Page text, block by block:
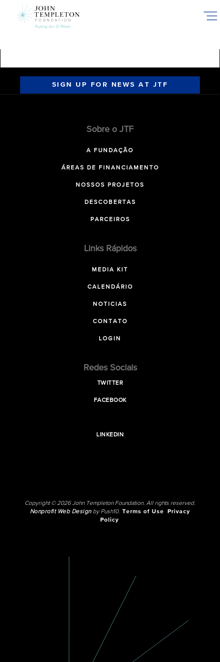
SIGN UP FOR NEWS AT JTF
Sobre o JTF
A FUNDAÇÃO
ÁREAS DE FINANCIAMENTO
NOSSOS PROJETOS
DESCOBERTAS
PARCEIROS
Links Rápidos
MEDIA KIT
CALENDÁRIO
NOTICIAS
CONTATO
LOGIN
Redes Sociais
TWITTER
FACEBOOK
LINKEDIN
Copyright © 2026 John Templeton Foundation. All rights reserved.
Nonprofit Web Designby Push10. Terms of Use
Privacy
Policy